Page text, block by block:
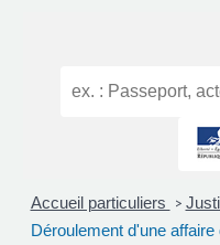
Accueil particuliers >
Déroulement d'une